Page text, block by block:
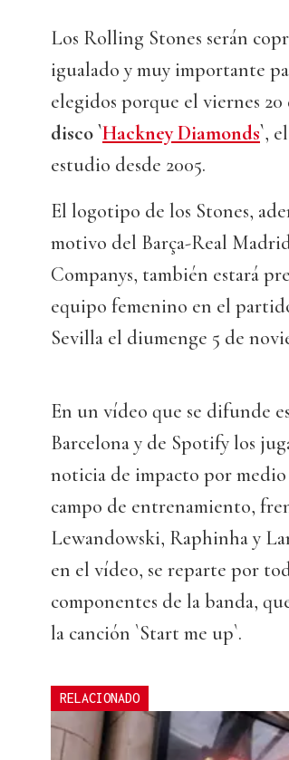
Los Rolling Stones serán
igualado y muy importante
elegidos porque el viernes
disco `Hackney Diamonds`,
estudio desde 2005.
El logotipo de los Stones,
motivo del Barça-Real
Companys, también estará
equipo femenino en el
Sevilla el diumenge 5 de
En un vídeo que se difunde
Barcelona y de Spotify los
noticia de impacto por
campo de entrenamiento,
Lewandowski, Raphinha y
en el vídeo, se reparte por
componentes de la banda,
la canción `Start me up`.
RELACIONADO